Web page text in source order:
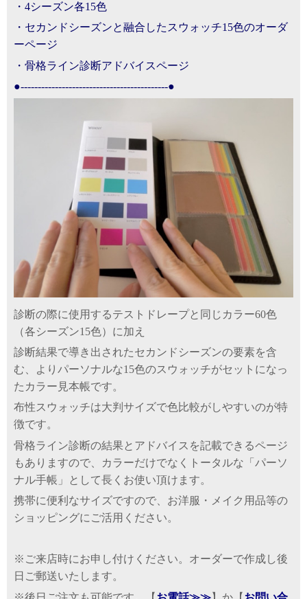
・4シーズン各15色
・セカンドシーズンと融合したスウォッチ15色のオーダ
ーページ
・骨格ライン診断アドバイスページ
●-------------------------------------------●
診断の際に使用するテストドレープと同じカラー60色
（各シーズン15色）に加え
診断結果で導き出されたセカンドシーズンの要素を含
む、よりパーソナルな15色のスウォッチがセットになっ
たカラー見本帳です。
布性スウォッチは大判サイズで色比較がしやすいのが特
徴です。
骨格ライン診断の結果とアドバイスを記載できるページ
もありますので、カラーだけでなくトータルな「パーソ
ナル手帳」として長くお使い頂けます。
携帯に便利なサイズですので、お洋服・メイク用品等の
ショッピングにご活用ください。
※ご来店時にお申し付けください。オーダーで作成し後
日ご郵送いたします。